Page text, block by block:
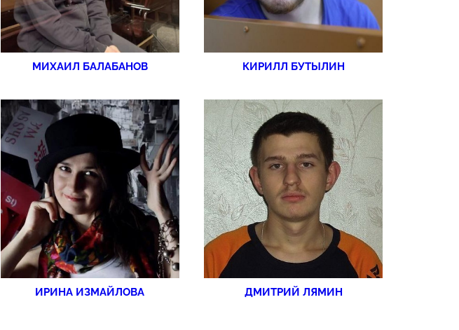
МИХАИЛ БАЛАБАНОВ КИРИЛЛ БУТЫЛИН
ИРИНА ИЗМАЙЛОВА ДМИТРИЙ ЛЯМИН